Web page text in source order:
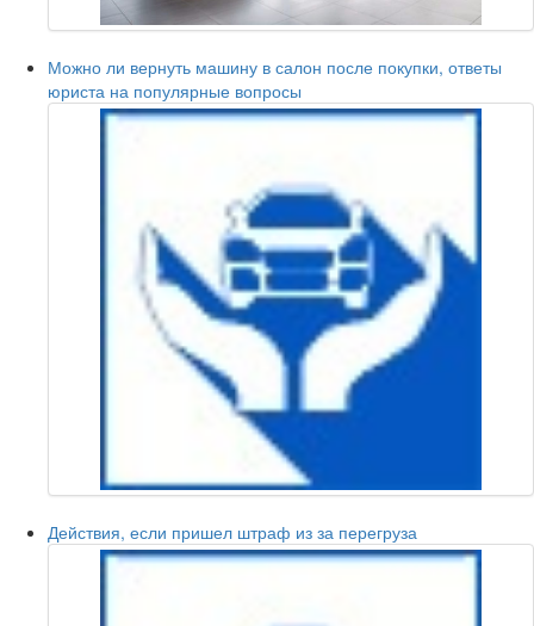
Можно ли вернуть машину в салон после покупки, ответы
юриста на популярные вопросы
Действия, если пришел штраф из за перегруза